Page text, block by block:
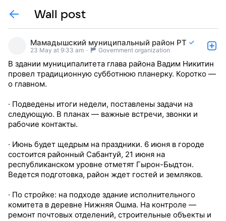
Wall post
Мамадышский муниципальный район РТ
23 May at 9:33 am · Government organization
В здании муниципалитета глава района Вадим Никитин
провел традиционную субботнюю планерку. Коротко —
о главном.
· Подведены итоги недели, поставлены задачи на
следующую. В планах — важные встречи, звонки и
рабочие контакты.
· Июнь будет щедрым на праздники. 6 июня в городе
состоится районный Сабантуй, 21 июня на
республиканском уровне отметят Гырон-Быдтон.
Ведется подготовка, район ждет гостей и земляков.
· По стройке: на подходе здание исполнительного
комитета в деревне Нижняя Ошма. На контроле —
ремонт почтовых отделений, строительные объекты и